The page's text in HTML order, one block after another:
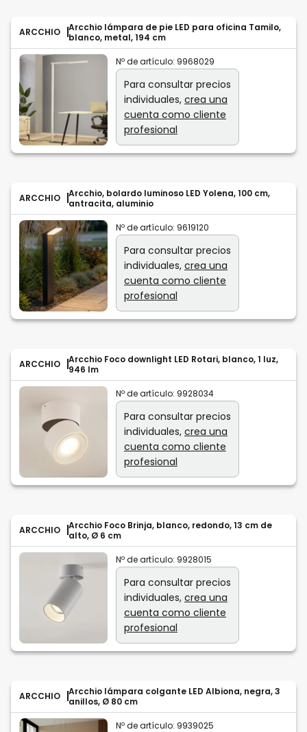
ARCCHIO
Arcchio lámpara de pie LED para oficina Tamilo,
blanco, metal, 194 cm
Nº de artículo: 9968029
Para consultar precios
individuales, crea una
cuenta como cliente
profesional
ARCCHIO
Arcchio, bolardo luminoso LED Yolena, 100 cm,
antracita, aluminio
Nº de artículo: 9619120
Para consultar precios
individuales, crea una
cuenta como cliente
profesional
ARCCHIO
Arcchio Foco downlight LED Rotari, blanco, 1 luz,
946 lm
Nº de artículo: 9928034
Para consultar precios
individuales, crea una
cuenta como cliente
profesional
ARCCHIO
Arcchio Foco Brinja, blanco, redondo, 13 cm de
alto, Ø 6 cm
Nº de artículo: 9928015
Para consultar precios
individuales, crea una
cuenta como cliente
profesional
ARCCHIO
Arcchio lámpara colgante LED Albiona, negra, 3
anillos, Ø 80 cm
Nº de artículo: 9939025